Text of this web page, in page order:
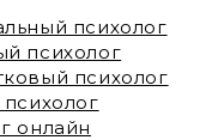
психолог
психолог
психолог
онлайн